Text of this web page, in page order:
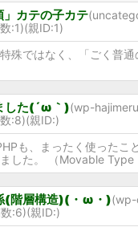
カテの子カテ
:1)(親ID:1)
特殊ではなく、「ごく普
した(´ω｀)(wp-
:8)(親ID:)
も、まったく使ったこ
した。 （Movable Type
(階層構造)(・ω・)
:6)(親ID:)